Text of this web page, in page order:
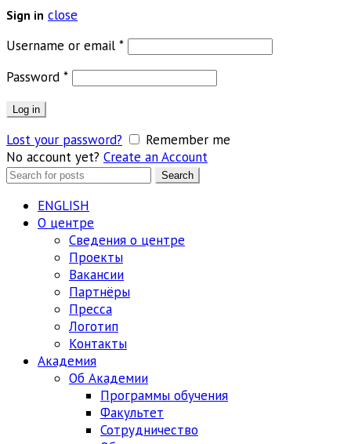
Sign in close
Username or email *Обязательно
Password *Обязательно
Log in
Lost your password?
Remember me
No account yet? Create an Account
Search
Search
ENGLISH
О центре
Сведения о центре
Проекты
Вакансии
Партнёры
Пресса
Логотип
Контакты
Академия
Об Академии
Программы обучения
Факультет
Сотрудничество